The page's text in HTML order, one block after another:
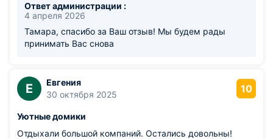
Ответ администрации :
4 апреля 2026
Тамара, спасибо за Ваш отзыв! Мы будем рады
принимать Вас снова
Е
Евгения
30 октября 2025
10
Уютные домики
Отдыхали большой компаний. Остались довольны!